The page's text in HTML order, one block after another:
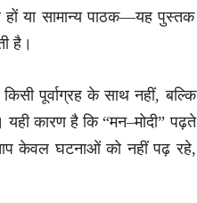
हों या सामान्य पाठक—यह पुस्तक
है।
पूर्वाग्रह के साथ नहीं, बल्कि
कारण है कि “मन–मोदी” पढ़ते
केवल घटनाओं को नहीं पढ़ रहे,